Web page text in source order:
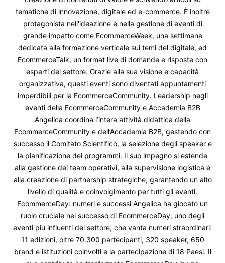
tematiche di innovazione, digitale ed e-commerce. È inoltre
protagonista nell'ideazione e nella gestione di eventi di
grande impatto come EcommerceWeek, una settimana
dedicata alla formazione verticale sui temi del digitale, ed
EcommerceTalk, un format live di domande e risposte con
esperti del settore. Grazie alla sua visione e capacità
organizzativa, questi eventi sono diventati appuntamenti
imperdibili per la EcommerceCommunity. Leadership negli
eventi della EcommerceCommunity e Accademia B2B
Angelica coordina l’intera attività didattica della
EcommerceCommunity e dell’Accademia B2B, gestendo con
successo il Comitato Scientifico, la selezione degli speaker e
la pianificazione dei programmi. Il suo impegno si estende
alla gestione dei team operativi, alla supervisione logistica e
alla creazione di partnership strategiche, garantendo un alto
livello di qualità e coinvolgimento per tutti gli eventi.
EcommerceDay: numeri e successi Angelica ha giocato un
ruolo cruciale nel successo di EcommerceDay, uno degli
eventi più influenti del settore, che vanta numeri straordinari:
11 edizioni, oltre 70.300 partecipanti, 320 speaker, 650
brand e istituzioni coinvolti e la partecipazione di 18 Paesi. Il